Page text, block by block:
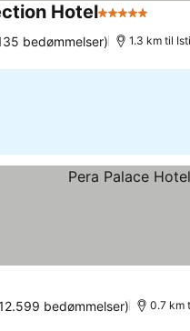
Hotel5 Stjerner
bedømmelser) 1.3 km til
bedømmelser) 0.7 km